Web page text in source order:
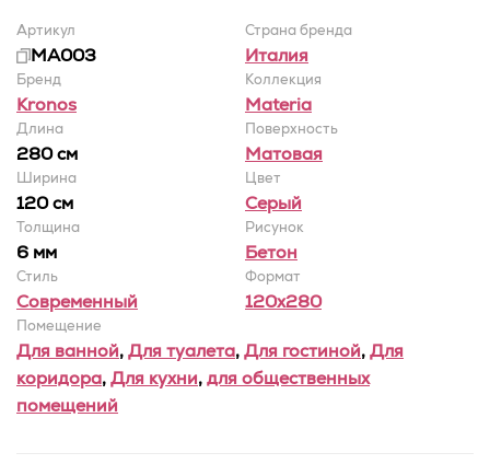
Артикул
MA003
Страна бренда
Италия
Бренд
Kronos
Коллекция
Materia
Длина
280 см
Поверхность
Матовая
Ширина
120 cм
Цвет
Серый
Толщина
6 мм
Рисунок
Бетон
Стиль
Современный
Формат
120x280
Помещение
Для ванной,Для туалета,Для гостиной,Для
коридора,Для кухни,для общественных
помещений